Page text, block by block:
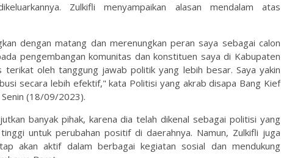
Zulkifli menyampaikan alasan mendalam atas
dengan matang dan merenungkan peran saya sebagai calon
pengembangan komunitas dan konstituen saya di Kabupaten
terikat oleh tanggung jawab politik yang lebih besar. Saya yakin
secara lebih efektif," kata Politisi yang akrab disapa Bang Kief
(18/09/2023).
banyak pihak, karena dia telah dikenal sebagai politisi yang
untuk perubahan positif di daerahnya. Namun, Zulkifli juga
akan aktif dalam berbagai kegiatan sosial dan mendukung